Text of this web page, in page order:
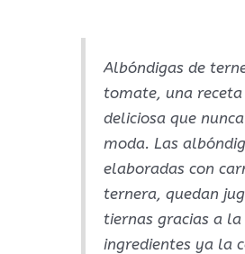
Albóndigas de
tomate, una receta
deliciosa que
moda. Las
elaboradas con
ternera, quedan
tiernas gracias a la
ingredientes ya la